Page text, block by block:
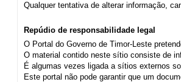
Qualquer tentativa de alterar informação,
Repúdio de responsabilidade legal
O Portal do Governo de Timor-Leste
O material contido neste sítio consiste de
É algumas vezes ligada a sítios externos
Este portal não pode garantir que um